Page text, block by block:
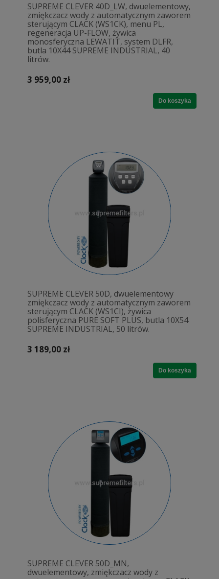
SUPREME CLEVER 40D_LW, dwuelementowy,
zmiękczacz wody z automatycznym zaworem
sterującym CLACK (WS1CK), menu PL,
regeneracja UP-FLOW, żywica
monosferyczna LEWATIT, system DLFR,
butla 10X44 SUPREME INDUSTRIAL, 40
litrów.
3 959,00 zł
Do koszyka
SUPREME CLEVER 50D, dwuelementowy
zmiękczacz wody z automatycznym zaworem
sterującym CLACK (WS1CI), żywica
polisferyczna PURE SOFT PLUS, butla 10X54
SUPREME INDUSTRIAL, 50 litrów.
3 189,00 zł
Do koszyka
SUPREME CLEVER 50D_MN,
dwuelementowy, zmiękczacz wody z